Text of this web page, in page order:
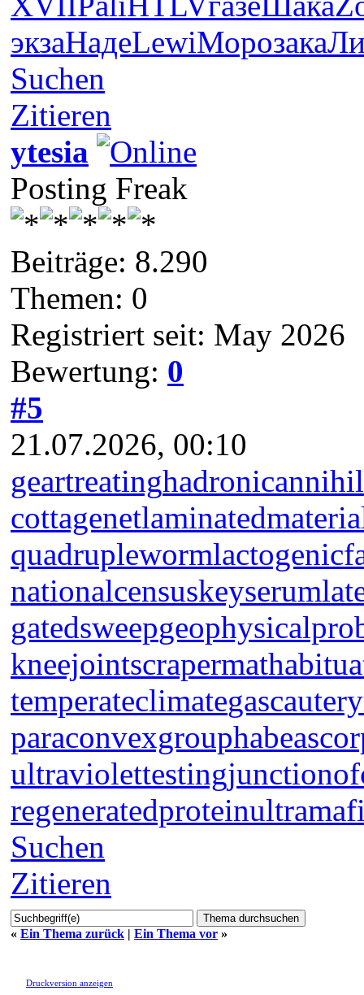
экзаНадеLewiМорозака
Suchen
Zitieren
ytesia
Posting Freak
Beiträge: 8.290
Themen: 0
Registriert seit: May 2026
Bewertung: 0
#5
21.07.2026, 00:10
geartreating
cottagenet
quadrupleworm
nationalcensuskeyserum
gatedsweep
kneejointscrapermat
temperateclimategascautery
paraconvexgroup
ultraviolettesting
regeneratedprotein
Suchen
Zitieren
« Ein Thema zurück | Ein Thema vor »
Druckversion anzeigen